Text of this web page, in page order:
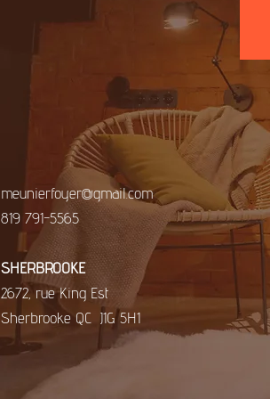
meunierfoyer@gmail.com
819 791-5565
​SHERBROOKE
2672, rue King Est
Sherbrooke QC J1G 5H1